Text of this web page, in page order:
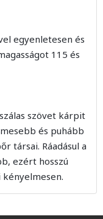
egyenletesen és
115 és
szövet kárpit
és puhább
társai. Ráadásul a
ezért hosszú